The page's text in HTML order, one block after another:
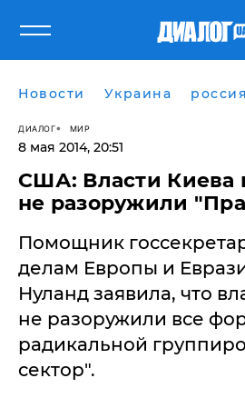
Новости Украина россия
ДИАЛОГ МИР
8 мая 2014, 20:51
США: Власти Киева
не разоружили
Помощник
делам Европы и
Нуланд заявила, что
не разоружили все
радикальной
сектор".